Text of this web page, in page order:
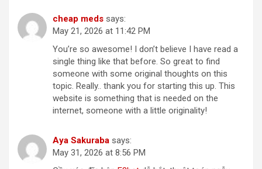
cheap meds says:
May 21, 2026 at 11:42 PM
You’re so awesome! I don’t believe I have read a
single thing like that before. So great to find
someone with some original thoughts on this
topic. Really.. thank you for starting this up. This
website is something that is needed on the
internet, someone with a little originality!
Aya Sakuraba says:
May 31, 2026 at 8:56 PM